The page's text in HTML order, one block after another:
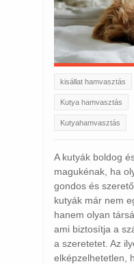
kisállat hamvasztás
Kutya hamvasztás
Kutyahamvasztás
A kutyák boldog
magukénak, ha
gondos és
kutyák már nem
hanem olyan
ami biztosítja a
a szeretetet. Az
elképzelhetetlen,